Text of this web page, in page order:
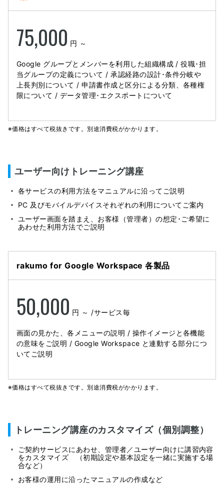
75,000 円 ～
Google グループとメンバーを利用した組織構成 / 役職･担
当グループの定義について / 承認経路の設計･条件分岐や
上長判別について / 申請書作成と区分による分類、各種権
限について / データ管理･エクスポートについて
※価格はすべて税抜きです。別途消費税がかかります。
ユーザー向けトレーニング講座
各サービスの利用方法をマニュアルに沿ってご説明
PC 及びモバイルデバイスそれぞれの利用についてご案内
ユーザー画面を踏まえ、お客様（管理者）の想定･ご希望に
あわせた利用方法でご説明
rakumo for Google Workspace 各製品
50,000 円 ～ /サービス毎
画面の見かた、各メニューの説明 / 操作イメージと各機能
の意味をご説明 / Google Workspace と連動する部分につ
いてご説明
※価格はすべて税抜きです。別途消費税がかかります。
トレーニング講座のカスタマイズ（個別調整）
ご契約サービスにあわせ、管理者／ユーザー向けに講習内容
をカスタマイズ （初期設定や基本設定を一緒に実施する場
合など）
お客様の運用に沿ったマニュアルの作成など